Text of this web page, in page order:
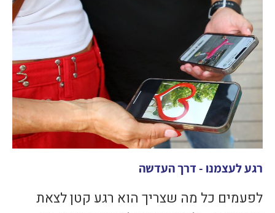
רגע לעצמנו - דרך העדשה
לפעמים כל מה שצריך הוא רגע קטן לצאת